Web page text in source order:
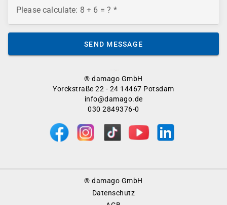
® damago GmbH
Yorckstraße 22 - 24 14467 Potsdam
info@damago.de
030 2849376-0
Please calculate: 8 + 6 = ?
SEND MESSAGE
® damago GmbH
Datenschutz